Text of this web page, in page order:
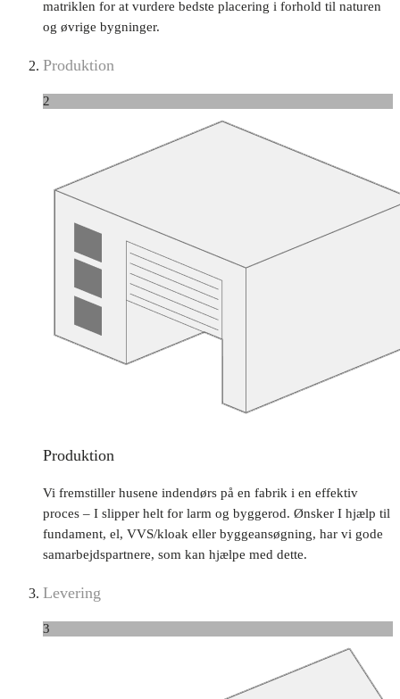
matriklen for at vurdere bedste placering i forhold til naturen
og øvrige bygninger.
Produktion
2
Produktion
Vi fremstiller husene indendørs på en fabrik i en effektiv
proces – I slipper helt for larm og byggerod. Ønsker I hjælp til
fundament, el, VVS/kloak eller byggeansøgning, har vi gode
samarbejdspartnere, som kan hjælpe med dette.
Levering
3